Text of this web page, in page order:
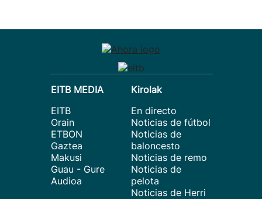
EITB MEDIA
EITB
Orain
ETBON
Gaztea
Makusi
Guau - Gure
Audioa
Kirolak
En directo
Noticias de fútbol
Noticias de
baloncesto
Noticias de remo
Noticias de
pelota
Noticias de Herri